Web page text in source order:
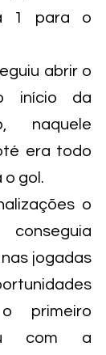
1 para o
abrir o
início da
naquele
era todo
o gol.
o
jogadas
primeiro
com a